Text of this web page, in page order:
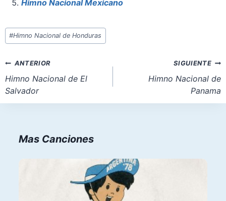
Himno Nacional Mexicano
Etiquetas
de
entrada:
#Himno Nacional de Honduras
Navegación
de
entradas
ANTERIOR
Himno Nacional de El
Salvador
SIGUIENTE
Himno Nacional de
Panama
Mas Canciones